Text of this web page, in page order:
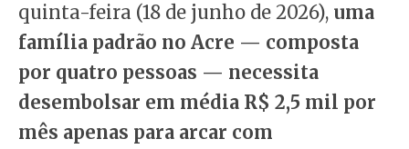
quinta-feira (18 de junho de 2026), uma
família padrão no Acre — composta
por quatro pessoas — necessita
desembolsar em média R$ 2,5 mil por
mês apenas para arcar com